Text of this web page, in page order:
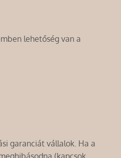
lehetőség van a
garanciát vállalok. Ha a
(kapcsok